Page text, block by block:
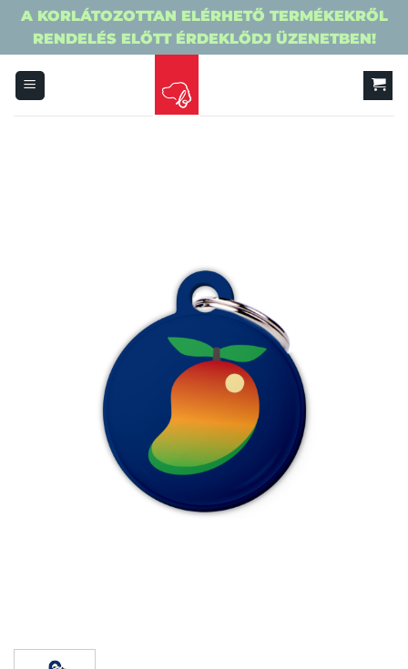
A KORLÁTOZOTTAN ELÉRHETŐ TERMÉKEKRŐL
RENDELÉS ELŐTT ÉRDEKLŐDJ ÜZENETBEN!